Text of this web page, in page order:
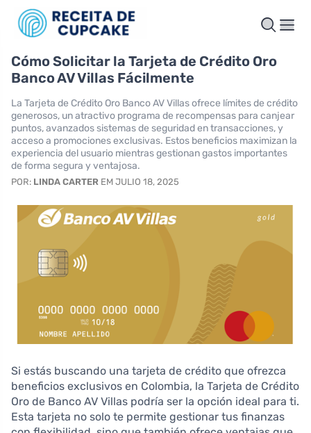
Cómo Solicitar la Tarjeta de Crédito Oro
Banco AV Villas Fácilmente
La Tarjeta de Crédito Oro Banco AV Villas ofrece límites de crédito
generosos, un atractivo programa de recompensas para canjear
puntos, avanzados sistemas de seguridad en transacciones, y
acceso a promociones exclusivas. Estos beneficios maximizan la
experiencia del usuario mientras gestionan gastos importantes
de forma segura y ventajosa.
POR: LINDA CARTER EM JULIO 18, 2025
Si estás buscando una tarjeta de crédito que ofrezca
beneficios exclusivos en Colombia, la Tarjeta de Crédito
Oro de Banco AV Villas podría ser la opción ideal para ti.
Esta tarjeta no solo te permite gestionar tus finanzas